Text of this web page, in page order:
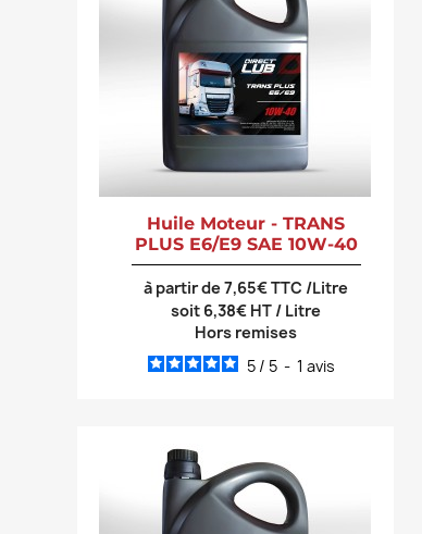
Huile Moteur - TRANS
PLUS E6/E9 SAE 10W-40
à partir de 7,65€ TTC /Litre
soit 6,38€ HT / Litre
Hors remises
5 / 5 - 1avis